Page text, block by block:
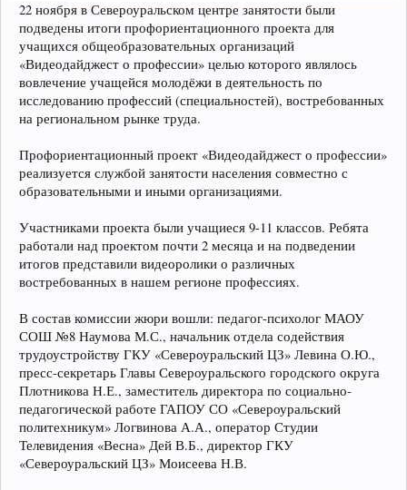
22 ноября в Североуральском центре занятости были
подведены итоги профориентационного проекта для
учащихся общеобразовательных организаций
«Видеодайджест о профессии» целью которого являлось
вовлечение учащейся молодёжи в деятельность по
исследованию профессий (специальностей), востребованных
на региональном рынке труда.
Профориентационный проект «Видеодайджест о профессии»
реализуется службой занятости населения совместно с
образовательными и иными организациями.
Участниками проекта были учащиеся 9-11 классов. Ребята
работали над проектом почти 2 месяца и на подведении
итогов представили видеоролики о различных
востребованных в нашем регионе профессиях.
В состав комиссии жюри вошли: педагог-психолог МАОУ
СОШ №8 Наумова М.С., начальник отдела содействия
трудоустройству ГКУ «Североуральский ЦЗ» Левина О.Ю.,
пресс-секретарь Главы Североуральского городского округа
Плотникова Н.Е., заместитель директора по социально-
педагогической работе ГАПОУ СО «Североуральский
политехникум» Логвинова А.А., оператор Студии
Телевидения «Весна» Дей В.Б., директор ГКУ
«Североуральский ЦЗ» Моисеева Н.В.